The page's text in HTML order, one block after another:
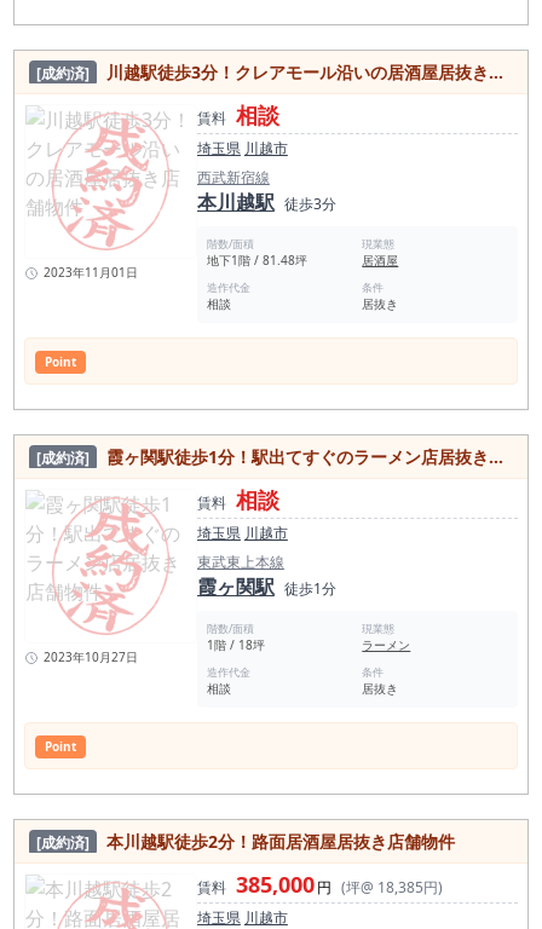
[成約済] 川越駅徒歩3分！クレアモール沿いの居酒屋居抜き店舗物件
2023年11月01日
賃料 相談
埼玉県 川越市
西武新宿線
本川越駅 徒歩3分
階数/面積
地下1階 / 81.48坪
現業態
居酒屋
造作代金
相談
条件
居抜き
Point
[成約済] 霞ヶ関駅徒歩1分！駅出てすぐのラーメン店居抜き店舗物件
2023年10月27日
賃料 相談
埼玉県 川越市
東武東上本線
霞ヶ関駅 徒歩1分
階数/面積
1階 / 18坪
現業態
ラーメン
造作代金
相談
条件
居抜き
Point
[成約済] 本川越駅徒歩2分！路面居酒屋居抜き店舗物件
賃料 385,000円 (坪@ 18,385円)
埼玉県 川越市